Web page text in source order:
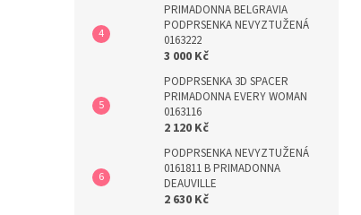
PRIMADONNA BELGRAVIA
PODPRSENKA NEVYZTUŽENÁ
0163222
3 000 Kč
PODPRSENKA 3D SPACER
PRIMADONNA EVERY WOMAN
0163116
2 120 Kč
PODPRSENKA NEVYZTUŽENÁ
0161811 B PRIMADONNA
DEAUVILLE
2 630 Kč